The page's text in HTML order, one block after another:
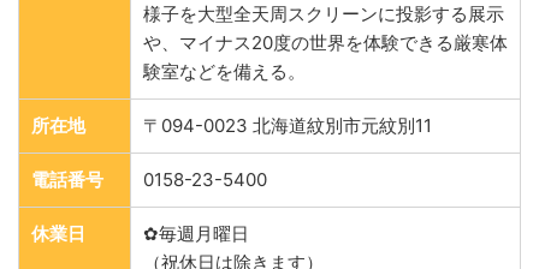
様子を大型全天周スクリーンに投影する展示
や、マイナス20度の世界を体験できる厳寒体
験室などを備える。
所在地 〒094-0023 北海道紋別市元紋別11
電話番号 0158-23-5400
休業日
✿毎週月曜日
（祝休日は除きます）